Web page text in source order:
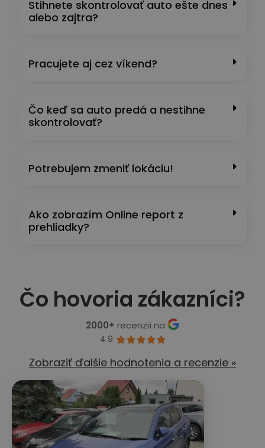
Stihnete skontrolovať auto ešte dnes
alebo zajtra?
Pracujete aj cez víkend?
Čo keď sa auto predá a nestihne
skontrolovať?
Potrebujem zmeniť lokáciu!
Ako zobrazím Online report z
prehliadky?
Čo hovoria zákazníci?
2000+ recenzií na
4.9 
Zobraziť ďalšie hodnotenia a recenzie »